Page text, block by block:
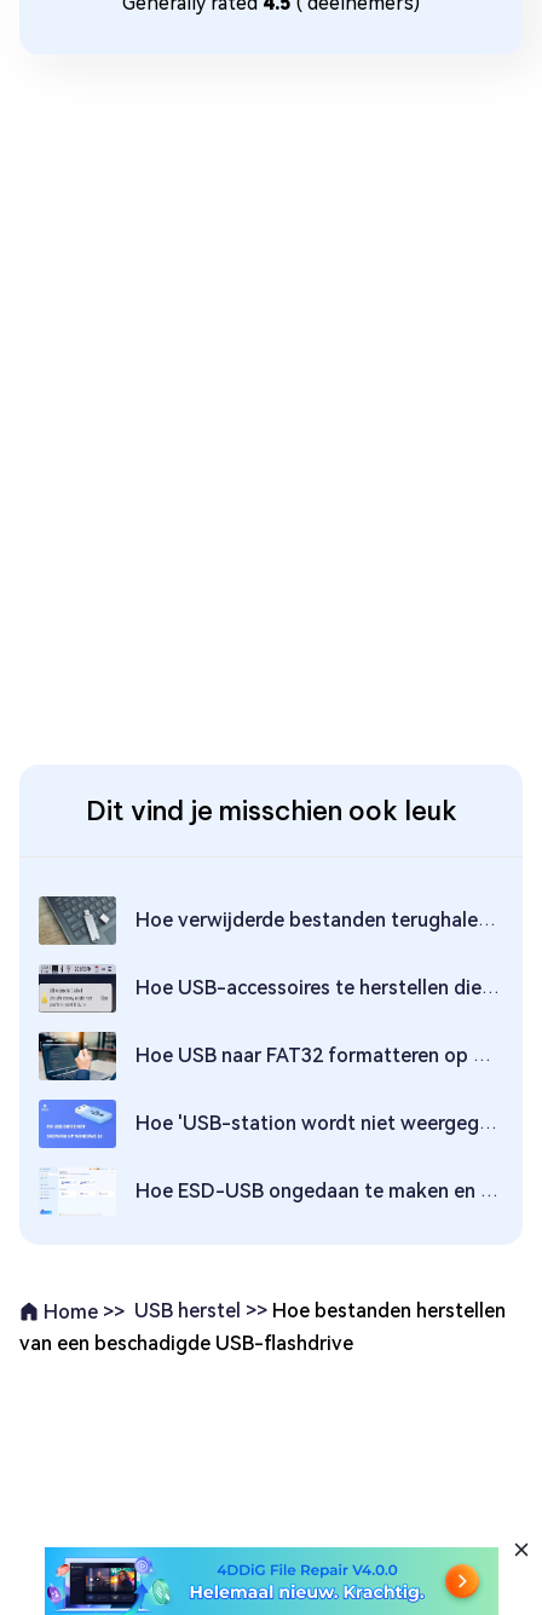
Dit vind je misschien ook leuk
Hoe verwijderde bestanden terughalen van USB zonder software [2026]
Hoe USB-accessoires te herstellen die zijn uitgeschakeld op een Mac?
Hoe USB naar FAT32 formatteren op Windows 10/11?
Hoe 'USB-station wordt niet weergegeven' op te lossen in Windows 10/11 | 2026 Nieuwste
Hoe ESD-USB ongedaan te maken en verloren gegevens te herstellen in 2026?
Home >> USB herstel >> Hoe bestanden herstellen
van een beschadigde USB-flashdrive